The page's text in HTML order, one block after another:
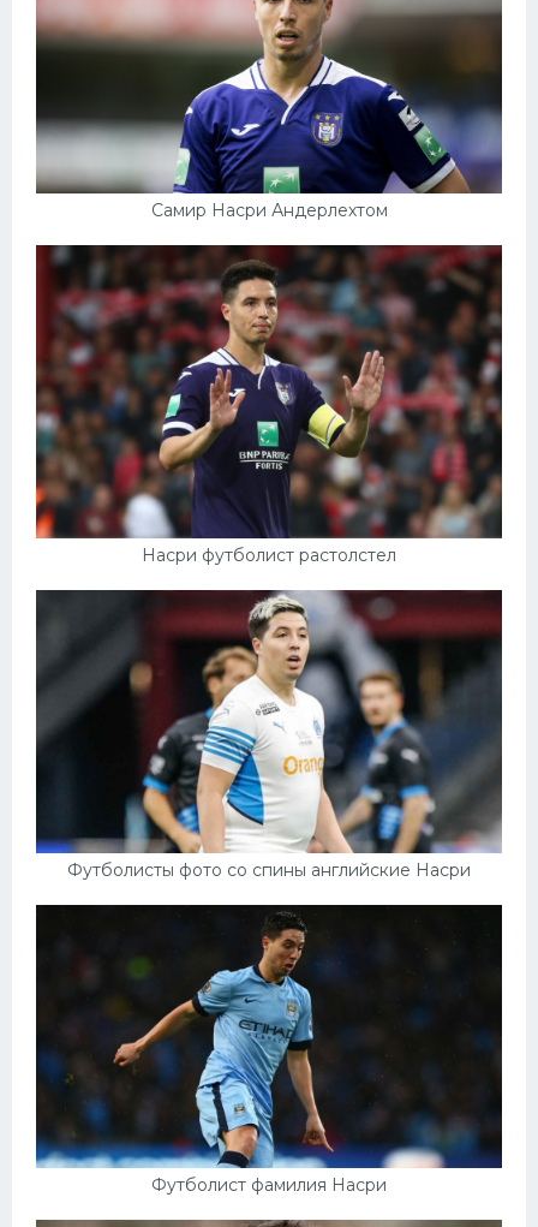
Самир Насри Андерлехтом
Насри футболист растолстел
Футболисты фото со спины английские Насри
Футболист фамилия Насри